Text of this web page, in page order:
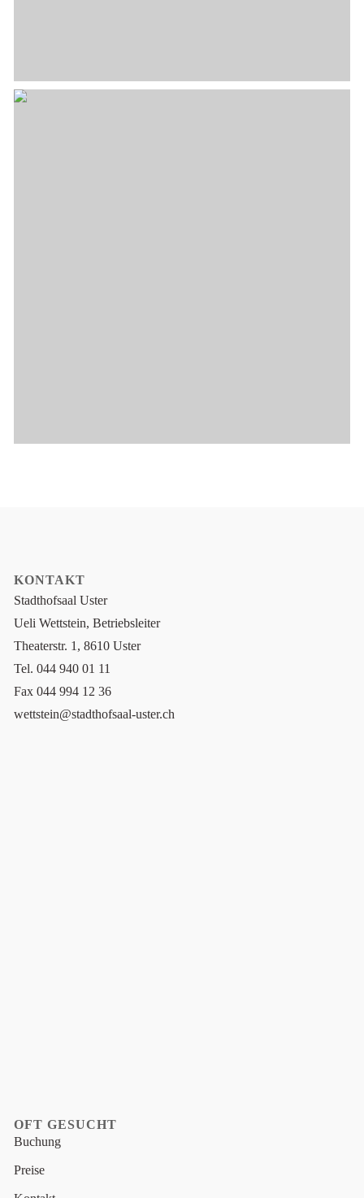
KONTAKT
Stadthofsaal Uster
Ueli Wettstein, Betriebsleiter
Theaterstr. 1, 8610 Uster
Tel. 044 940 01 11
Fax 044 994 12 36
wettstein@stadthofsaal-uster.ch
OFT GESUCHT
Buchung
Preise